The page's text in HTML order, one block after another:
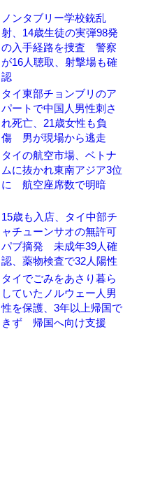
ノンタブリー学校銃乱
射、14歳生徒の実弾98発
の入手経路を捜査 警察
が16人聴取、射撃場も確
認
タイ東部チョンブリのア
パートで中国人男性刺さ
れ死亡、21歳女性も負
傷 男が現場から逃走
タイの航空市場、ベトナ
ムに抜かれ東南アジア3位
に 航空座席数で明暗
15歳も入店、タイ中部チ
ャチューンサオの無許可
パブ摘発 未成年39人確
認、薬物検査で32人陽性
タイでごみをあさり暮ら
していたノルウェー人男
性を保護、3年以上帰国で
きず 帰国へ向け支援